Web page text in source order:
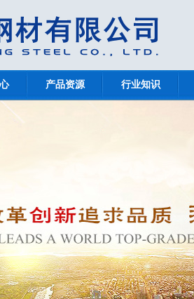
产品资源 行业知识